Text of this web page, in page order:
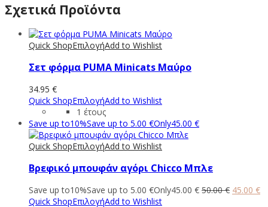
Σχετικά Προϊόντα
Quick ShopΕπιλογήAdd to Wishlist
Σετ φόρμα PUMA Minicats Μαύρο
34.95 €
Quick ShopΕπιλογήAdd to Wishlist
1 έτους
Save up to10%Save up to 5.00 €Only45.00 €
Quick ShopΕπιλογήAdd to Wishlist
Βρεφικό μπουφάν αγόρι Chicco Μπλε
Save up to10%Save up to 5.00 €Only45.00 € 50.00€ Original
45.00 €Η
Quick ShopΕπιλογήAdd to Wishlist